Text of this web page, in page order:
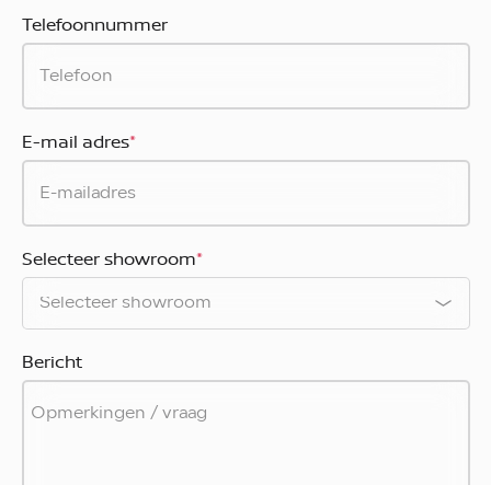
Telefoonnummer
E-mail adres*
Selecteer showroom*
Bericht